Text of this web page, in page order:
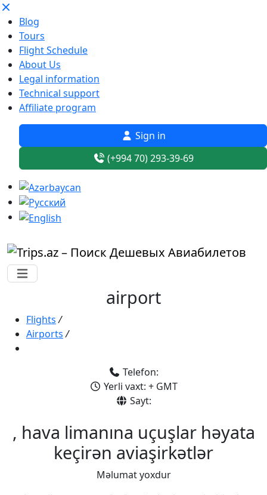
Blog
Tours
Flight Schedule
About Us
Legal information
Technical support
Affiliate program
Sign in
(+994 70) 293-39-69
airport
Flights /
Airports /
Telefon:
Yerli vaxt: + GMT
Sayt:
, hava limanına uçuşlar həyata
keçirən aviaşirkətlər
Məlumat yoxdur